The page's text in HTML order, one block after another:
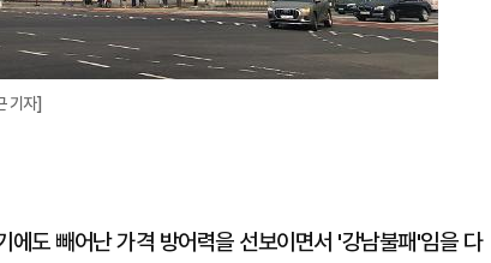
기자]
도 빼어난 가격 방어력을 선보이면서 '강남불패'임을 다